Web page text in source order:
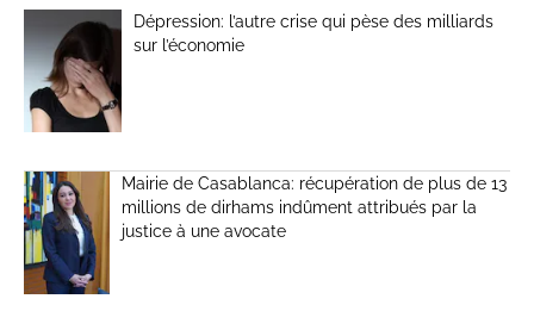
Dépression: l’autre crise qui pèse des milliards
sur l’économie
Mairie de Casablanca: récupération de plus de 13
millions de dirhams indûment attribués par la
justice à une avocate